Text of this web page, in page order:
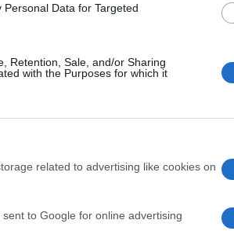
Data for Targeted
Retention, Sale, and/or Sharing
with the Purposes for which it
related to advertising like cookies on
to Google for online advertising
vendite
di confronto e